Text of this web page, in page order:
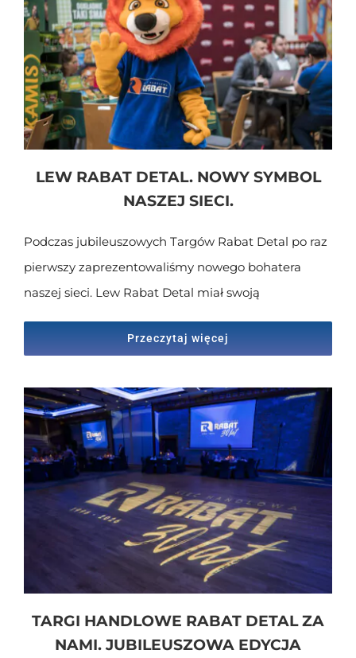
LEW RABAT DETAL. NOWY SYMBOL
NASZEJ SIECI.
Podczas jubileuszowych Targów Rabat Detal po raz
pierwszy zaprezentowaliśmy nowego bohatera
naszej sieci. Lew Rabat Detal miał swoją
Przeczytaj więcej
TARGI HANDLOWE RABAT DETAL ZA
NAMI. JUBILEUSZOWA EDYCJA